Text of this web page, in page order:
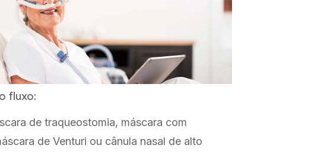
fluxo:
de traqueostomia, máscara com
de Venturi ou cânula nasal de alto